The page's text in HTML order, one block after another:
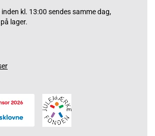
kl. 13:00 sendes samme dag,
lager.